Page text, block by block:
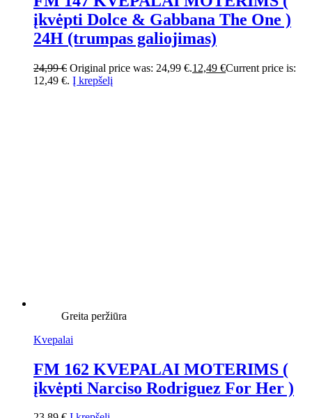
įkvėpti Dolce & Gabbana The One )
24H (trumpas galiojimas)
24,99€ Original price was: 24,99 €.12,49 €Current price is:
12,49 €. Į krepšelį
Greita peržiūra
Kvepalai
FM 162 KVEPALAI MOTERIMS (
įkvėpti Narciso Rodriguez For Her )